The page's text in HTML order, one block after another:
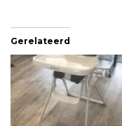
Gerelateerd